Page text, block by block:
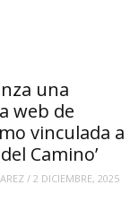
una
web de
vinculada a
Camino’
/2 DICIEMBRE, 2025